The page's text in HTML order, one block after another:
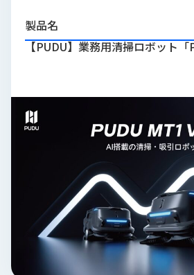
情
報
事
例
製品名
【PUDU】業務用清掃ロボット「